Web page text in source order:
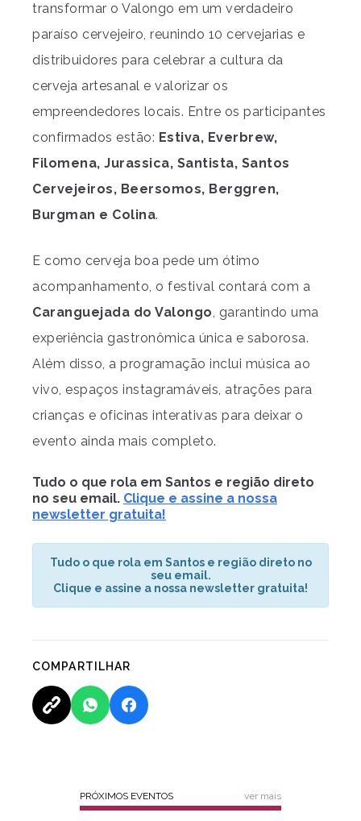
transformar o Valongo em um verdadeiro
paraíso cervejeiro, reunindo 10 cervejarias e
distribuidores para celebrar a cultura da
cerveja artesanal e valorizar os
empreendedores locais. Entre os participantes
confirmados estão: Estiva, Everbrew,
Filomena, Jurassica, Santista, Santos
Cervejeiros, Beersomos, Berggren,
Burgman e Colina.
E como cerveja boa pede um ótimo
acompanhamento, o festival contará com a
Caranguejada do Valongo, garantindo uma
experiência gastronômica única e saborosa.
Além disso, a programação inclui música ao
vivo, espaços instagramáveis, atrações para
crianças e oficinas interativas para deixar o
evento ainda mais completo.
Tudo o que rola em Santos e região direto
no seu email. Clique e assine a nossa
newsletter gratuita!
Tudo o que rola em Santos e região direto no
seu email.
Clique e assine a nossa newsletter gratuita!
COMPARTILHAR
PRÓXIMOS EVENTOS ver mais